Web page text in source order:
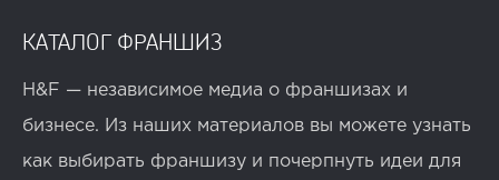
КАТАЛОГ ФРАНШИЗ
H&F — независимое медиа о франшизах и
бизнесе. Из наших материалов вы можете узнать
как выбирать франшизу и почерпнуть идеи для